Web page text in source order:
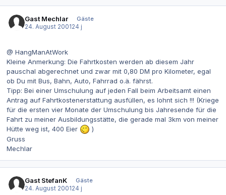
Gast Mechlar
Gäste
24. August 2001 24 j
@ HangManAtWork
Kleine Anmerkung: Die Fahrtkosten werden ab diesem Jahr
pauschal abgerechnet und zwar mit 0,80 DM pro Kilometer, egal
ob Du mit Bus, Bahn, Auto, Fahrrad o.ä. fährst.
Tipp: Bei einer Umschulung auf jeden Fall beim Arbeitsamt einen
Antrag auf Fahrtkostenerstattung ausfüllen, es lohnt sich !!! (Kriege
für die ersten vier Monate der Umschulung bis Jahresende für die
Fahrt zu meiner Ausbildungsstätte, die gerade mal 3km von meiner
Hütte weg ist, 400 Eier
)
Gruss
Mechlar
Gast StefanK
Gäste
24. August 2001 24 j